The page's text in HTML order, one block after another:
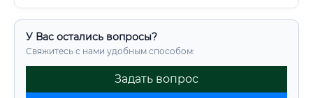
У Вас остались вопросы?
Свяжитесь с нами удобным способом:
Задать вопрос